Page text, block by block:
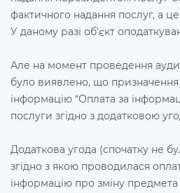
фактичного надання послуг, а
У даному разі об'єкт
Але на момент проведення
було виявлено, що призначення
інформацію “Оплата за
послуги згідно з додатковою
Додаткова угода (спочатку не
згідно з якою проводилася
інформацію про зміну предмета